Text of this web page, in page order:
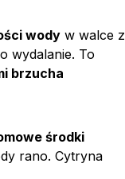
wody w walce z
wydalanie. To
brzucha
środki
rano. Cytryna